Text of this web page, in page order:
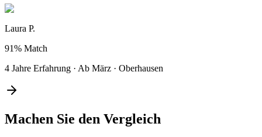
Laura P.
91% Match
4 Jahre Erfahrung · Ab März · Oberhausen
Machen Sie den Vergleich